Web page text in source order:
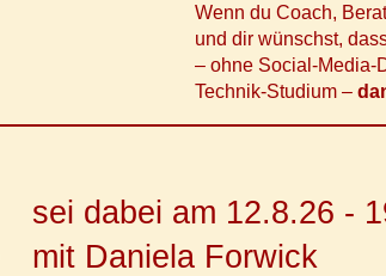
Wenn du Coach,
und dir wünschst,
– ohne Social-Media-
Technik-Studium –
sei dabei am 12.8.26 -
mit Daniela Forwick